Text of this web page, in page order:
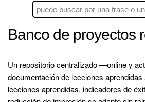
Banco de proyectos
Un repositorio centralizado —online y
documentación de lecciones aprendidas
lecciones aprendidas, indicadores de